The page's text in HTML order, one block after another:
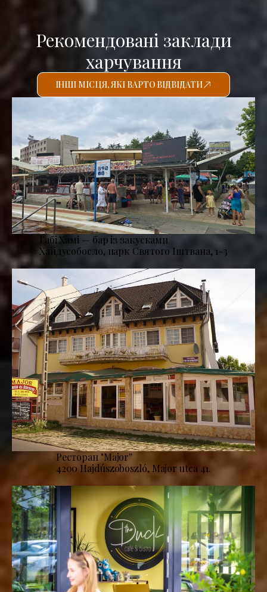
Рекомендовані заклади
харчування
ІНШІ МІСЦЯ, ЯКІ ВАРТО ВІДВІДАТИ
Габі Хамі — бар із закусками
Хайдусобосло, парк Святого Іштвана, 1–3
Ресторан "Major''
4200 Hajdúszoboszló, Major utca 41.